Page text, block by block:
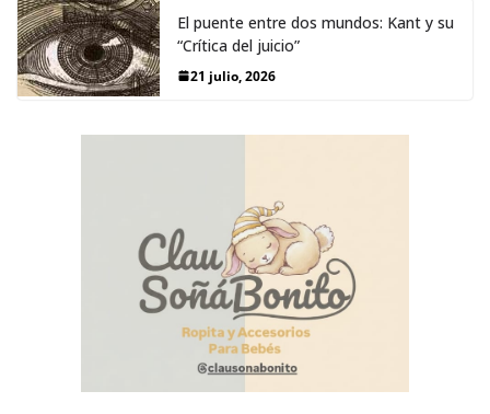
El puente entre dos mundos: Kant y su
“Crítica del juicio”
21 julio, 2026